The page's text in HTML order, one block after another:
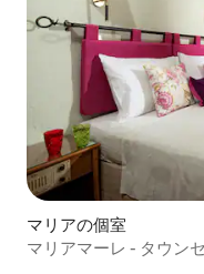
マリアの個室
マリアマーレ - タウン